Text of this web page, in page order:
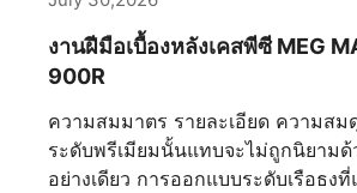
ความจำ ส่วนประกอบระบบระบายค
ต่อพ่วง และอุปกรณ์ของบุคคลที่สามที่
อินเตอร์เฟซเดียว ความเข้ากันได้ที่กว้
ความซับซ้อนที่ไม่จำเป็น ความต้องกา
แอปพลิเคชันหลายตัว และการสิ้นเปลื
งานฝีมือเบื้องหลังเคสพีซี MEG
900R
ความสมมาตร รายละเอียด ความสมดุล ผลิตภั
ระดับพรีเมียมนั้นแทบจะไม่ถูกนิยามด้
อย่างเดียว การออกแบบระดับเรือธงที่